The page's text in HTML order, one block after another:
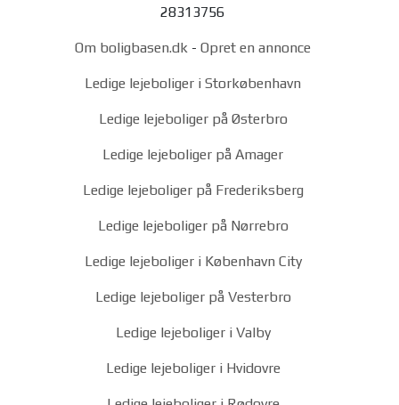
28313756
Om boligbasen.dk - Opret en annonce
Ledige lejeboliger i Storkøbenhavn
Ledige lejeboliger på Østerbro
Ledige lejeboliger på Amager
Ledige lejeboliger på Frederiksberg
Ledige lejeboliger på Nørrebro
Ledige lejeboliger i København City
Ledige lejeboliger på Vesterbro
Ledige lejeboliger i Valby
Ledige lejeboliger i Hvidovre